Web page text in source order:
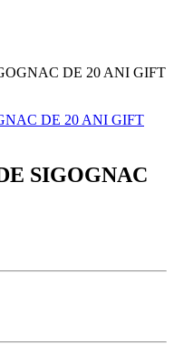
DE 20 ANI GIFT
SIGOGNAC